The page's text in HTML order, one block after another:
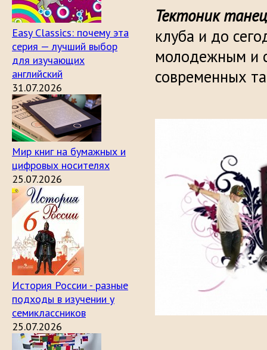
Easy Classics: почему эта
серия — лучший выбор
для изучающих
английский
31.07.2026
Мир книг на бумажных и
цифровых носителях
25.07.2026
История России - разные
подходы в изучении у
семиклассников
25.07.2026
Тектоник
клуба и до
молодежным и
современных